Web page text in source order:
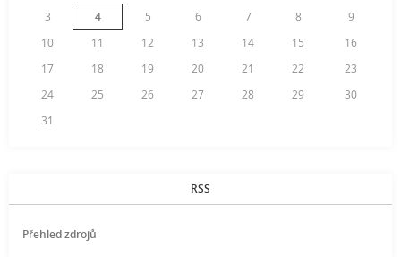
3
4 5 6 7 8
9
10
11 12 13 14 15
16
17
18 19 20 21 22
23
24
25 26 27 28 29
30
31
RSS
Přehled zdrojů